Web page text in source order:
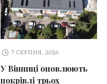
7 СЕРПНЯ, 2026
У Вінниці оновлюють
покрівлі трьох